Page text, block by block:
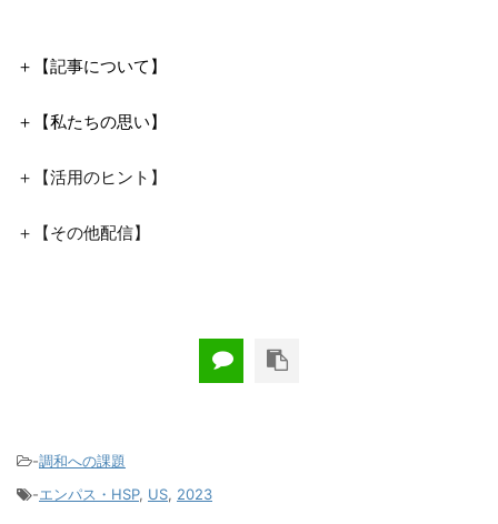
＋【記事について】
＋【私たちの思い】
＋【活用のヒント】
＋【その他配信】
-調和への課題
-エンパス・HSP, US, 2023